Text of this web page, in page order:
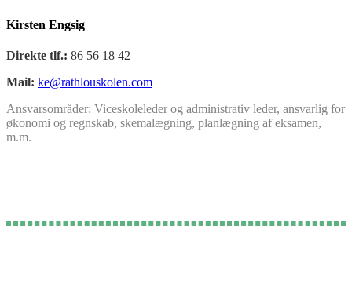
Kirsten Engsig
Direkte tlf.: 86 56 18 42
Mail: ke@rathlouskolen.com
Ansvarsområder: Viceskoleleder og administrativ leder, ansvarlig for
økonomi og regnskab, skemalægning, planlægning af eksamen,
m.m.